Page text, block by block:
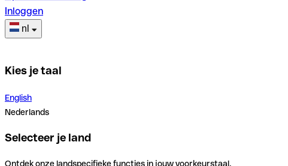
Inloggen
nl
Kies je taal
English
Nederlands
Selecteer je land
Ontdek onze landspecifieke functies in jouw voorkeurstaal.